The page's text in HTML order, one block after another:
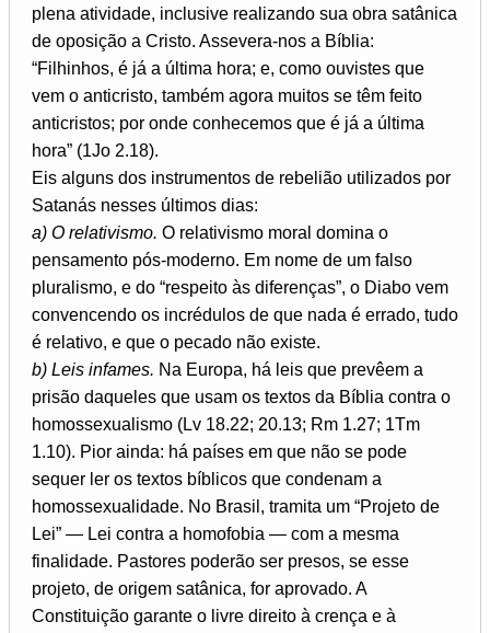
plena atividade, inclusive realizando sua obra satânica
de oposição a Cristo. Assevera-nos a Bíblia:
“Filhinhos, é já a última hora; e, como ouvistes que
vem o anticristo, também agora muitos se têm feito
anticristos; por onde conhecemos que é já a última
hora” (1Jo 2.18).
Eis alguns dos instrumentos de rebelião utilizados por
Satanás nesses últimos dias:
a) O relativismo. O relativismo moral domina o
pensamento pós-moderno. Em nome de um falso
pluralismo, e do “respeito às diferenças”, o Diabo vem
convencendo os incrédulos de que nada é errado, tudo
é relativo, e que o pecado não existe.
b) Leis infames. Na Europa, há leis que prevêem a
prisão daqueles que usam os textos da Bíblia contra o
homossexualismo (Lv 18.22; 20.13; Rm 1.27; 1Tm
1.10). Pior ainda: há países em que não se pode
sequer ler os textos bíblicos que condenam a
homossexualidade. No Brasil, tramita um “Projeto de
Lei” — Lei contra a homofobia — com a mesma
finalidade. Pastores poderão ser presos, se esse
projeto, de origem satânica, for aprovado. A
Constituição garante o livre direito à crença e à